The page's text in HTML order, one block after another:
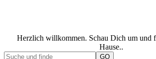
Herzlich willkommen. Schau Dich um und
Hause..